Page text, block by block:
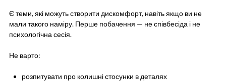
Є теми, які можуть створити дискомфорт, навіть якщо ви не
мали такого наміру. Перше побачення — не співбесіда і не
психологічна сесія.
Не варто:
розпитувати про колишні стосунки в деталях